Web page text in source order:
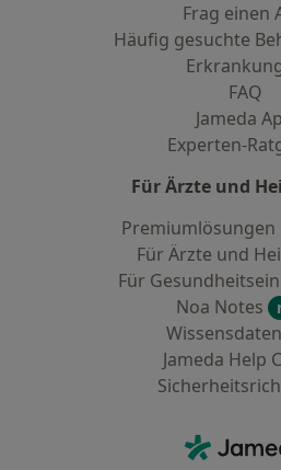
Frag einen
Häufig gesuchte
FAQ
Jameda
Experten-
Für Ärzte und
Premiumlösungen
Für Ärzte und
Für
Noa Notes
Jameda Help